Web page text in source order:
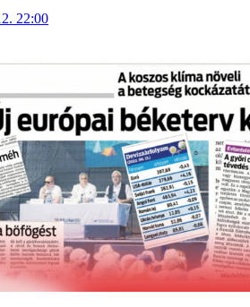
22:00